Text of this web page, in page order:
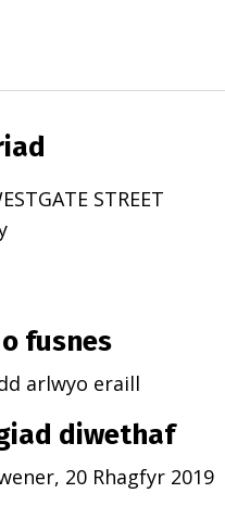
STREET
fusnes
arlwyo eraill
diwethaf
20 Rhagfyr 2019